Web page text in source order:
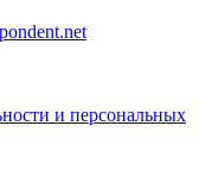
и персональных